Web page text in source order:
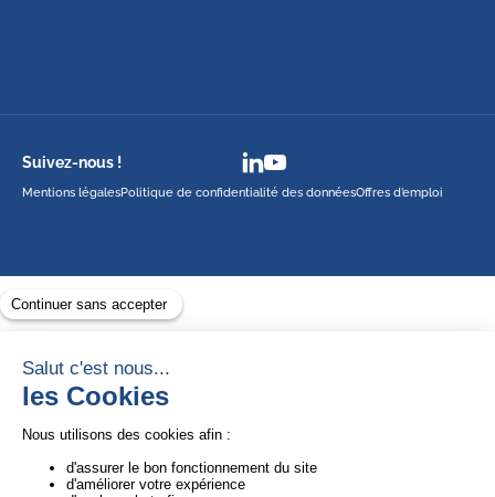
Suivez-nous !
Mentions légalesPolitique de confidentialité des donnéesOffres d’emploi